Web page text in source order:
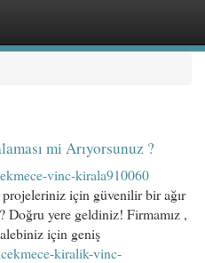
mi Arıyorsunuz ?
vinc-kirala910060
için güvenilir bir ağır
Doğru yere geldiniz! Firmamız ,
için geniş
kiralik-vinc-